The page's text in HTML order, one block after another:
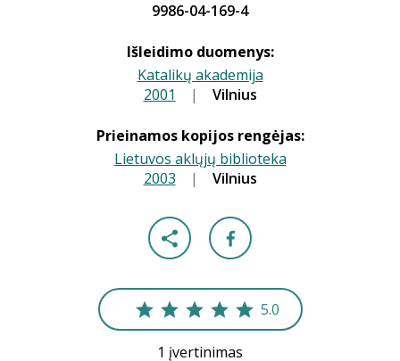
9986-04-169-4
Išleidimo duomenys:
Katalikų akademija
2001 | Vilnius
Prieinamos kopijos rengėjas:
Lietuvos aklųjų biblioteka
2003 | Vilnius
5.0
1 įvertinimas